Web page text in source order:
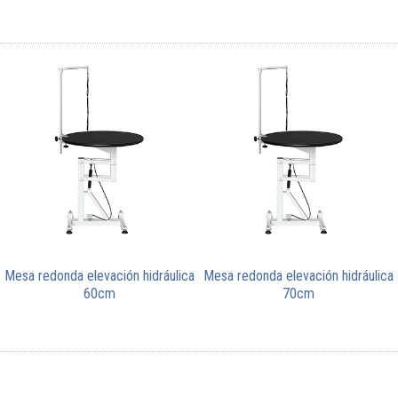
Mesa redonda elevación hidráulica
60cm
Mesa redonda elevación hidráulica
70cm